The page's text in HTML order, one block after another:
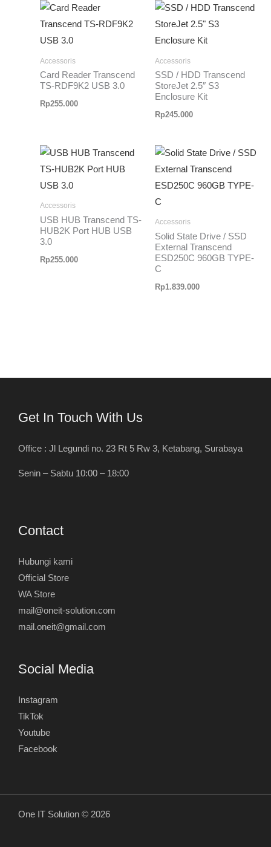
Accessoris
Card Reader Transcend
TS-RDF9K2 USB 3.0
Rp255.000
Accessoris
SSD / HDD Transcend
StoreJet 2.5″ S3
Enclosure Kit
Rp245.000
Accessoris
USB HUB Transcend TS-
HUB2K Port HUB USB
3.0
Rp255.000
Accessoris
Solid State Drive / SSD
External Transcend
ESD250C 960GB TYPE-
C
Rp1.839.000
Get In Touch With Us
Office : Jl Legundi no. 23 Rt 5 Rw 3, Ketabang, Surabaya
Senin – Sabtu 10:00 – 18:00
Contact
Hubungi kami
Official Store
WA Store
mail@oneit-solution.com
mail.oneit@gmail.com
Social Media
Instagram
TikTok
Youtube
Facebook
One IT Solution © 2026